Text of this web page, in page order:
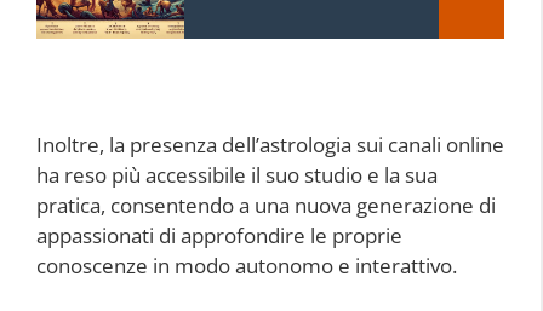
Inoltre, la presenza dell’astrologia sui canali online
ha reso più accessibile il suo studio e la sua
pratica, consentendo a una nuova generazione di
appassionati di approfondire le proprie
conoscenze in modo autonomo e interattivo.